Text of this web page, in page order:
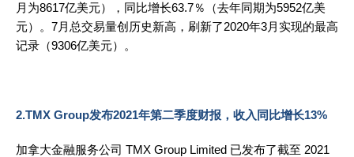
月为8617亿美元），同比增长63.7％（去年同期为5952亿美
元）。7月总交易量创历史新高，刷新了2020年3月实现的最高
记录（9306亿美元）。
2.TMX Group发布2021年第二季度财报，收入同比增长13%
加拿大金融服务公司 TMX Group Limited 已发布了截至 2021